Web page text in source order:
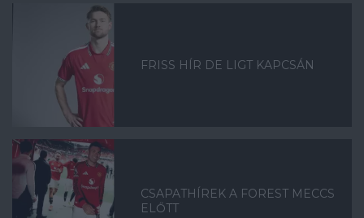
FRISS HÍR DE LIGT KAPCSÁN
CSAPATHÍREK A FOREST MECCS
ELŐTT